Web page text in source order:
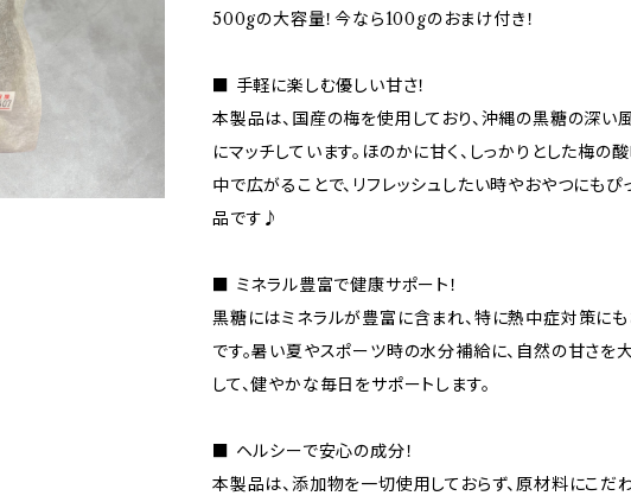
500gの大容量！今なら100gのおまけ付き！
■ 手軽に楽しむ優しい甘さ！
本製品は、国産の梅を使用しており、沖縄の黒糖の深い
にマッチしています。ほのかに甘く、しっかりとした梅の
中で広がることで、リフレッシュしたい時やおやつにもぴ
品です♪
■ ミネラル豊富で健康サポート！
黒糖にはミネラルが豊富に含まれ、特に熱中症対策にも
です。暑い夏やスポーツ時の水分補給に、自然の甘さを
して、健やかな毎日をサポートします。
■ ヘルシーで安心の成分！
本製品は、添加物を一切使用しておらず、原材料にこだ